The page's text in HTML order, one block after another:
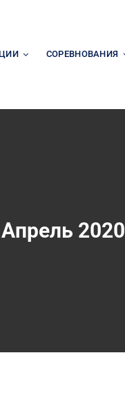
СОРЕВНОВАНИЯ
Апрель 2020